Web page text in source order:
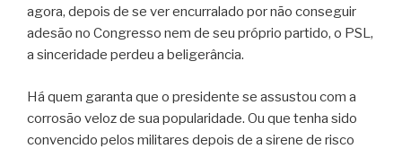
agora, depois de se ver encurralado por não conseguir
adesão no Congresso nem de seu próprio partido, o PSL,
a sinceridade perdeu a beligerância.
Há quem garanta que o presidente se assustou com a
corrosão veloz de sua popularidade. Ou que tenha sido
convencido pelos militares depois de a sirene de risco